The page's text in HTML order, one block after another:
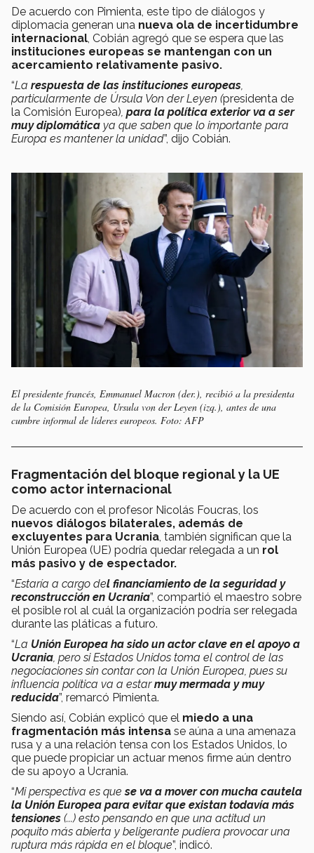
De acuerdo con Pimienta, este tipo de diálogos y
diplomacia generan una nueva ola de incertidumbre
internacional, Cobián agregó que se espera que las
instituciones europeas se mantengan con un
acercamiento relativamente pasivo.
“La respuesta de las instituciones europeas,
particularmente de Úrsula Von der Leyen (presidenta de
la Comisión Europea), para la política exterior va a ser
muy diplomática ya que saben que lo importante para
Europa es mantener la unidad”, dijo Cobián.
El presidente francés, Emmanuel Macron (der.), recibió a la presidenta
de la Comisión Europea, Ursula von der Leyen (izq.), antes de una
cumbre informal de líderes europeos. Foto: AFP
Fragmentación del bloque regional y la UE
como actor internacional
De acuerdo con el profesor Nicolás Foucras, los
nuevos diálogos bilaterales, además de
excluyentes para Ucrania, también significan que la
Unión Europea (UE) podría quedar relegada a un rol
más pasivo y de espectador.
“Estaría a cargo del financiamiento de la seguridad y
reconstrucción en Ucrania”, compartió el maestro sobre
el posible rol al cuál la organización podría ser relegada
durante las pláticas a futuro.
“La Unión Europea ha sido un actor clave en el apoyo a
Ucrania, pero si Estados Unidos toma el control de las
negociaciones sin contar con la Unión Europea, pues su
influencia política va a estarmuy mermada y muy
reducida”, remarcó Pimienta.
Siendo así, Cobián explicó que el miedo a una
fragmentación más intensa se aúna a una amenaza
rusa y a una relación tensa con los Estados Unidos, lo
que puede propiciar un actuar menos firme aún dentro
de su apoyo a Ucrania.
“Mi perspectiva es quese va a mover con mucha cautela
la Unión Europea para evitar que existan todavía más
tensiones (...) esto pensando en que una actitud un
poquito más abierta y beligerante pudiera provocar una
ruptura más rápida en el bloque”, indicó.